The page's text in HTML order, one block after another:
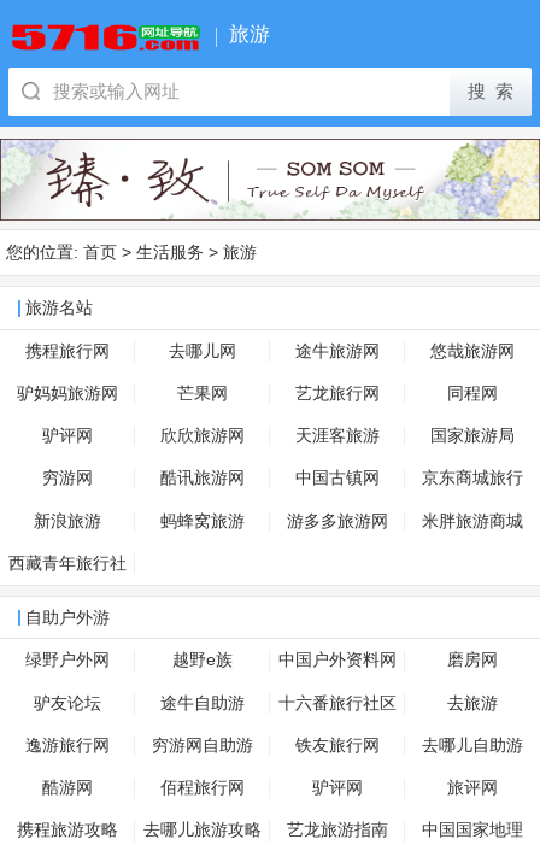
旅游
您的位置: 首页 > 生活服务 > 旅游
旅游名站
携程旅行网 去哪儿网 途牛旅游网 悠哉旅游网
驴妈妈旅游网 芒果网 艺龙旅行网 同程网
驴评网 欣欣旅游网 天涯客旅游 国家旅游局
穷游网 酷讯旅游网 中国古镇网 京东商城旅行
新浪旅游 蚂蜂窝旅游 游多多旅游网 米胖旅游商城
西藏青年旅行社
自助户外游
绿野户外网 越野e族 中国户外资料网 磨房网
驴友论坛 途牛自助游 十六番旅行社区 去旅游
逸游旅行网 穷游网自助游 铁友旅行网 去哪儿自助游
酷游网 佰程旅行网 驴评网 旅评网
携程旅游攻略 去哪儿旅游攻略 艺龙旅游指南 中国国家地理